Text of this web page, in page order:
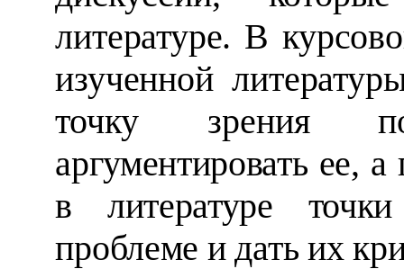
литературе. В
изученной
точку зрения
аргументировать ее,
в литературе
проблеме и дать их